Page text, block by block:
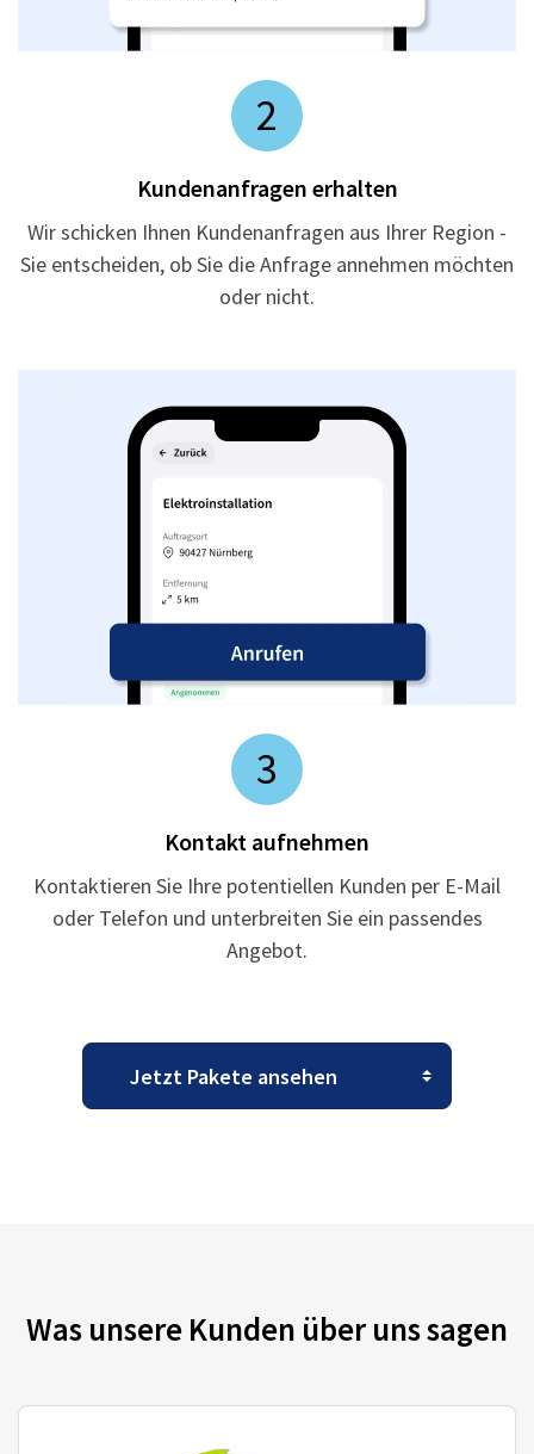
2
Kundenanfragen erhalten
Wir schicken Ihnen Kundenanfragen aus Ihrer Region -
Sie entscheiden, ob Sie die Anfrage annehmen möchten
oder nicht.
3
Kontakt aufnehmen
Kontaktieren Sie Ihre potentiellen Kunden per E-Mail
oder Telefon und unterbreiten Sie ein passendes
Angebot.
Was unsere Kunden über uns sagen